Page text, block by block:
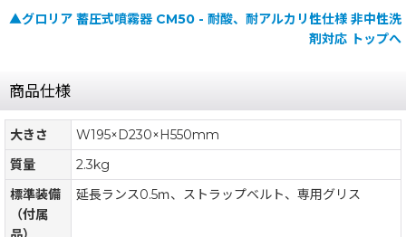
▲グロリア 蓄圧式噴霧器 CM50 - 耐酸、耐アルカリ性仕様 非中性洗
剤対応 トップへ
商品仕様
大きさ
W195×D230×H550mm
質量
2.3kg
標準装備
（付属
延長ランス0.5ｍ、ストラップベルト、専用グリス